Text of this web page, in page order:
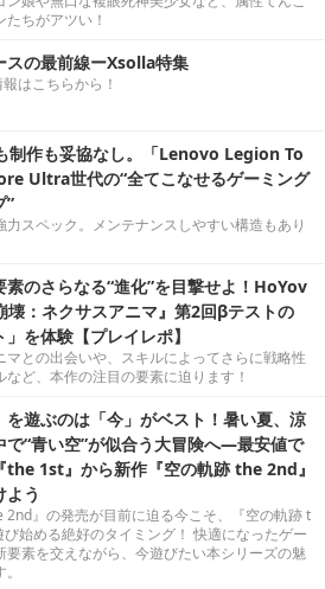
たちがアツい！
スの最前線ーXsolla特集
はこちらから！
制作も妥協なし。「Lenovo Legion To
Ultra世代の“全てこなせるゲーミング
”
力スペック。メンテナンスしやすい構造もあり
素のさらなる“進化”を目撃せよ！HoYov
壊：ネクサスアニマ』第2回βテストの
」を体験【プレイレポ】
マとの出会いや、スキルによってさらに戦略性
など、本作の注目の要素に迫ります！
を遊ぶのは「今」がベスト！暑い夏、涼
で“青い空”が似合う大冒険へ―最安値で
the 1st』から新作『空の軌跡 the 2nd』
よう
2nd』の発売が目前に迫る今こそ、『空の軌跡 t
始める絶好のタイミング！ 快適になったゲー
要素を交えながら、今遊びたい本シリーズの魅